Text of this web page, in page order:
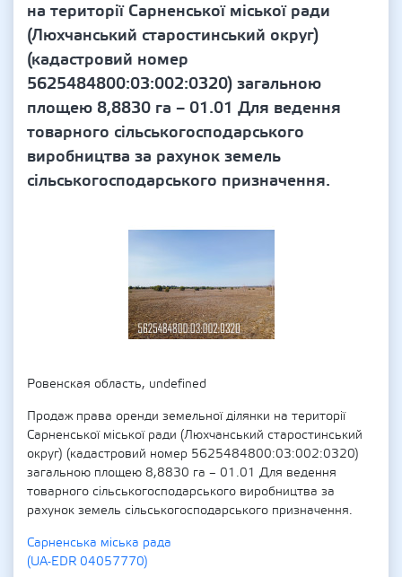
на території Сарненської міської ради
(Люхчанський старостинський округ)
(кадастровий номер
5625484800:03:002:0320) загальною
площею 8,8830 га – 01.01 Для ведення
товарного сільськогосподарського
виробництва за рахунок земель
сільськогосподарського призначення.
Ровенская область, undefіned
Продаж права оренди земельної ділянки на території
Сарненської міської ради (Люхчанський старостинський
округ) (кадастровий номер 5625484800:03:002:0320)
загальною площею 8,8830 га – 01.01 Для ведення
товарного сільськогосподарського виробництва за
рахунок земель сільськогосподарського призначення.
Сарненська міська рада
(UA-EDR 04057770)